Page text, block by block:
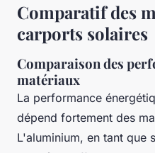
Comparatif des
carports solaires
Comparaison des
matériaux
La performance
dépend fortement des
L'aluminium, en tant que